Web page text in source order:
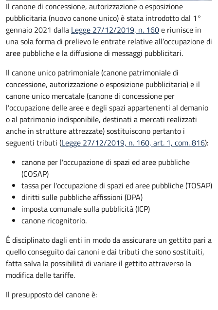
Il canone di concessione, autorizzazione o esposizione
pubblicitaria (nuovo canone unico) è stata introdotto dal 1°
gennaio 2021 dalla Legge 27/12/2019, n. 160e riunisce in
una sola forma di prelievo le entrate relative all’occupazione di
aree pubbliche e la diffusione di messaggi pubblicitari.
Il canone unico patrimoniale (canone patrimoniale di
concessione, autorizzazione o esposizione pubblicitaria) e il
canone unico mercatale (canone di concessione per
l’occupazione delle aree e degli spazi appartenenti al demanio
o al patrimonio indisponibile, destinati a mercati realizzati
anche in strutture attrezzate) sostituiscono pertanto i
seguenti tributi (Legge 27/12/2019, n. 160, art. 1, com. 816):
canone per l'occupazione di spazi ed aree pubbliche
(COSAP)
tassa per l'occupazione di spazi ed aree pubbliche (TOSAP)
diritti sulle pubbliche affissioni (DPA)
imposta comunale sulla pubblicità (ICP)
canone ricognitorio.
É disciplinato dagli enti in modo da assicurare un gettito pari a
quello conseguito dai canoni e dai tributi che sono sostituiti,
fatta salva la possibilità di variare il gettito attraverso la
modifica delle tariffe.
Il presupposto del canone è: